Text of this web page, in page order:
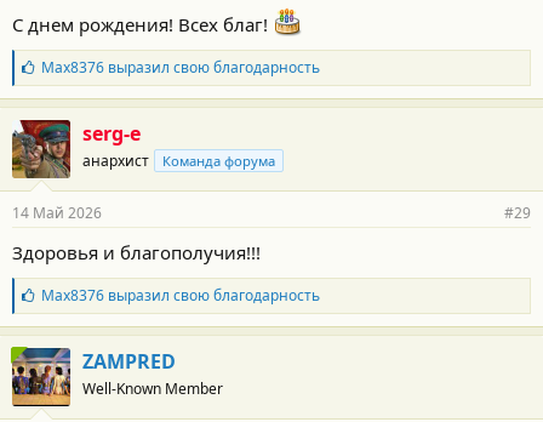
с
т
и
:
С днем рождения! Всех благ!
Б
л
а
г
о
д
а
н
с
т
и
:
Max8376выразил свою благодарность
serg-e
анархист Команда форума
14 Май 2026 #29
Здоровья и благополучия!!!
Б
л
а
г
о
д
а
Max8376выразил свою благодарность
ZAMPRED
Well-Known Member